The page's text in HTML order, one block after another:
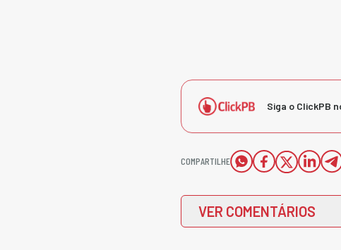
Siga o ClickPB
COMPARTILHE
VER COMENTÁRIOS